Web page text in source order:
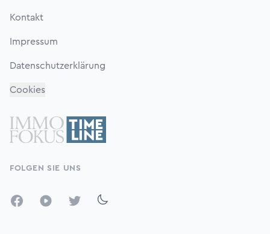
Kontakt
Impressum
Datenschutzerklärung
Cookies
FOLGEN SIE UNS
FacebookYouTubeTwitter